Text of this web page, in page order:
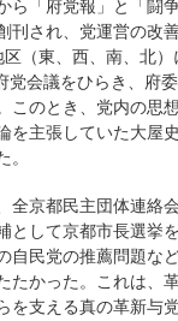
「府党報」と「闘
刊され、党運営の改
（東、西、南、北）
党会議をひらき、府
このとき、党内の思
を主張していた大屋
。
京都民主団体連絡
として京都市長選挙
自民党の推薦問題な
たかった。これは、
を支える真の革新与